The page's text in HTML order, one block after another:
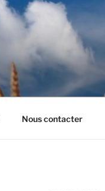
Nous contacter